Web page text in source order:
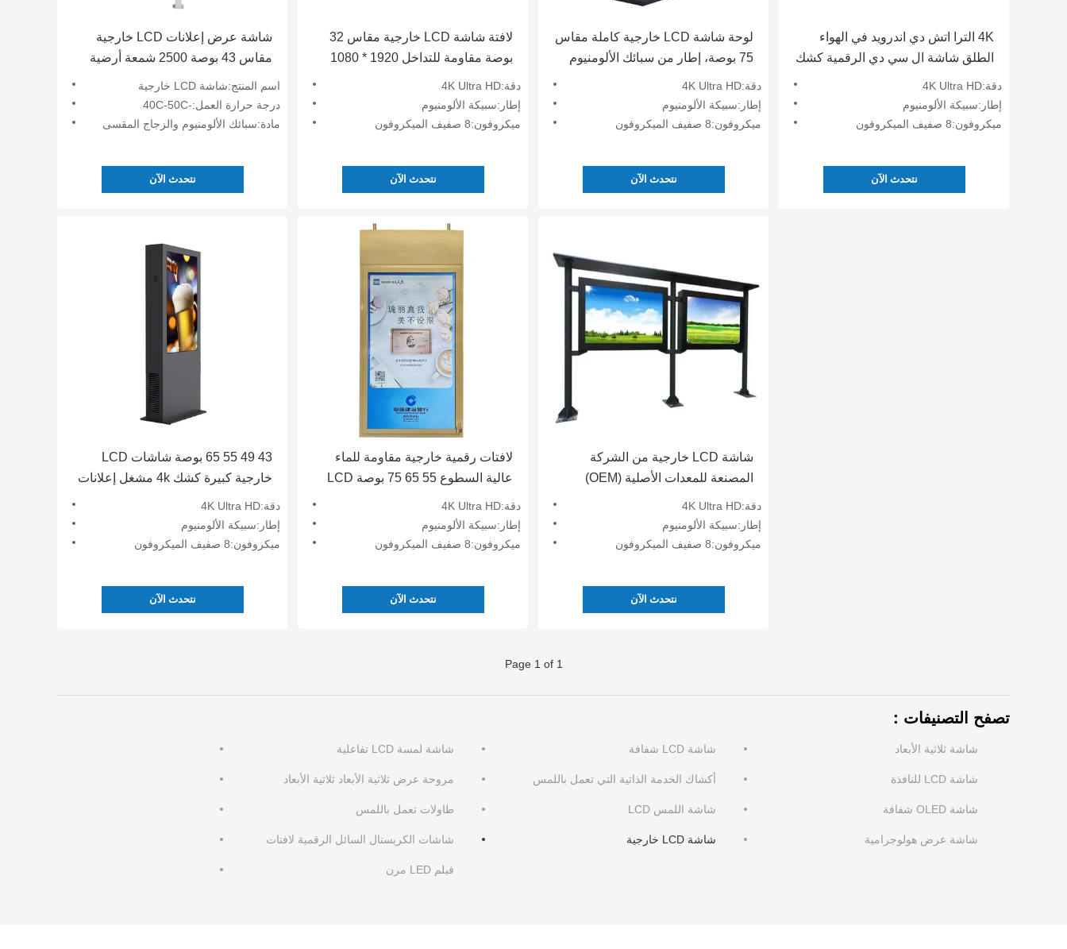
شاشة عرض إعلانات LCD خارجية
مقاس 43 بوصة 2500 شمعة أرضية
اسم المنتج:شاشة LCD خارجية
درجة حرارة العمل:-40C-50C
مادة:سبائك الألومنيوم والزجاج المقسى
نتحدث الآن
لافتة شاشة LCD خارجية مقاس 32
بوصة مقاومة للتداخل 1920 * 1080
دقة:4K Ultra HD
إطار:سبيكة الألومنيوم
ميكروفون:8 صفيف الميكروفون
نتحدث الآن
لوحة شاشة LCD خارجية كاملة مقاس
75 بوصة، إطار من سبائك الألومنيوم
دقة:4K Ultra HD
إطار:سبيكة الألومنيوم
ميكروفون:8 صفيف الميكروفون
نتحدث الآن
4K الترا اتش دي اندرويد في الهواء
الطلق شاشة ال سي دي الرقمية كشك
دقة:4K Ultra HD
إطار:سبيكة الألومنيوم
ميكروفون:8 صفيف الميكروفون
نتحدث الآن
43 49 55 65 بوصة شاشات LCD
خارجية كبيرة كشك 4k مشغل إعلانات
دقة:4K Ultra HD
إطار:سبيكة الألومنيوم
ميكروفون:8 صفيف الميكروفون
نتحدث الآن
لافتات رقمية خارجية مقاومة للماء
عالية السطوع 55 65 75 بوصة LCD
دقة:4K Ultra HD
إطار:سبيكة الألومنيوم
ميكروفون:8 صفيف الميكروفون
نتحدث الآن
شاشة LCD خارجية من الشركة
المصنعة للمعدات الأصلية (OEM)
للانعكاس ومتانة عالية للأماكن العامة
دقة:4K Ultra HD
إطار:سبيكة الألومنيوم
ميكروفون:8 صفيف الميكروفون
نتحدث الآن
Page 1 of 1
تصفح التصنيفات：
شاشة لمسة LCD تفاعلية شاشة LCD شفافة شاشة ثلاثية الأبعاد
مروحة عرض ثلاثية الأبعاد ثلاثية الأبعاد أكشاك الخدمة الذاتية التي تعمل باللمس شاشة LCD للنافذة
طاولات تعمل باللمس شاشة اللمس LCD شاشة OLED شفافة
شاشات الكريستال السائل الرقمية لافتات شاشة LCD خارجية شاشة عرض هولوجرامية
فيلم LED مرن